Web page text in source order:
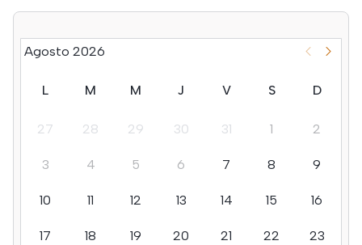
Agosto 2026
L M M J V S D
27 28 29 30 31 1 2
3 4 5 6 7 8 9
10 11 12 13 14 15 16
17 18 19 20 21 22 23